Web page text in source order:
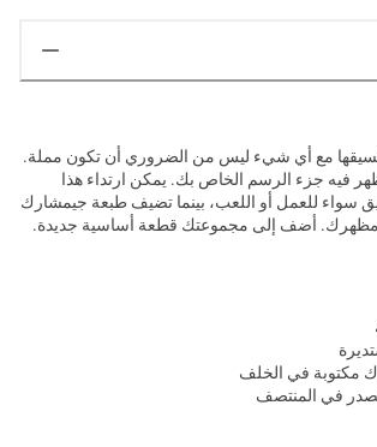
مع أي شيء ليس من الضروري أن تكون مملة.
فيه جزء الرسم الخاص بك. يمكن ارتداء هذا
سواء للعمل أو اللعب، بينما تضيف طبعة جيمشارك
مظهرك. أضف إلى مجموعتك قطعة أساسية جديدة.
مكتوبة في الخلف
في المنتصف